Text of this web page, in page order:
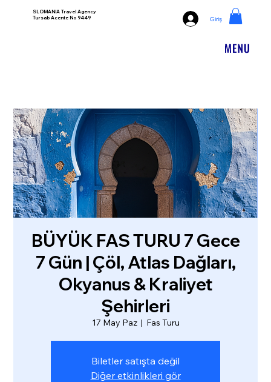
SLOMANIA Travel Agency
Tursab Acente No 9449
Giriş
BÜYÜK FAS TURU 7 Gece
7 Gün | Çöl, Atlas Dağları,
Okyanus & Kraliyet
Şehirleri
17 May Paz
  |
Fas Turu
Biletler satışta değil
Diğer etkinlikleri gör